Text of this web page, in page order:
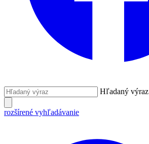
Hľadaný výraz
rozšírené vyhľadávanie